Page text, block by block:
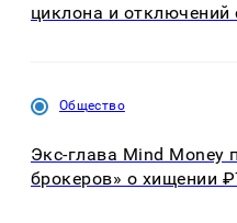
циклона и отключений
Общество
Экс-глава Mind Money
брокеров» о хищении